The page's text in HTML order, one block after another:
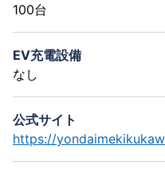
100台
EV充電設備
なし
公式サイト
https://